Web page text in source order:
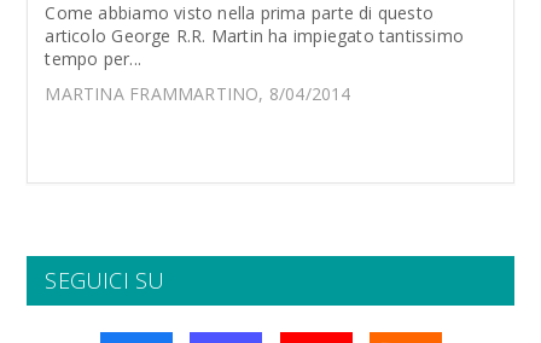
Come abbiamo visto nella prima parte di questo
articolo George R.R. Martin ha impiegato tantissimo
tempo per...
MARTINA FRAMMARTINO, 8/04/2014
SEGUICI SU